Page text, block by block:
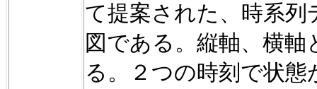
て提案された、 時系列
図である。縦軸、 横軸
る。２つの時刻で状態